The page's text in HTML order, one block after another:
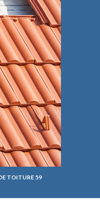
TOITURE 59